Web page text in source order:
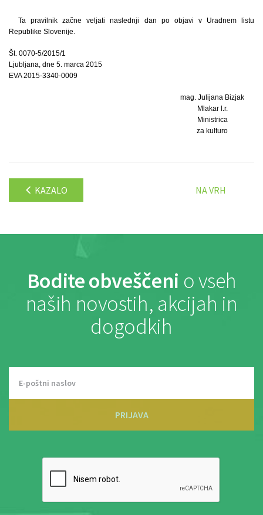
Ta pravilnik začne veljati naslednji dan po objavi v Uradnem listu
Republike Slovenije.
Št. 0070-5/2015/1
Ljubljana, dne 5. marca 2015
EVA 2015-3340-0009
mag. Julijana Bizjak
Mlakar l.r.
Ministrica
za kulturo
KAZALO NA VRH
Bodite obveščeni o vseh
naših novostih, akcijah in
dogodkih
PRIJAVA